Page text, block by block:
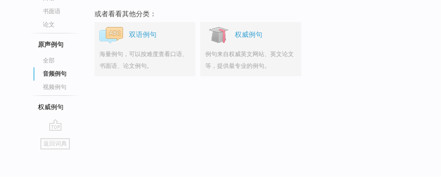
书面语
论文
原声例句
全部
音频例句
视频例句
权威例句
go
top
返回词典
或者看看其他分类：
双语例句
海量例句，可以按难度查看口语、
书面语、论文例句。
权威例句
例句来自权威英文网站、英文论文
等，提供最专业的例句。